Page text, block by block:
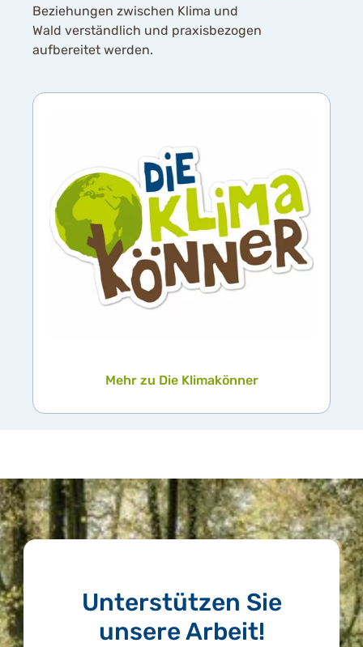
Beziehungen zwischen Klima und
Wald verständlich und praxisbezogen
aufbereitet werden.
Mehr zu Die Klimakönner
Unterstützen Sie
unsere Arbeit!